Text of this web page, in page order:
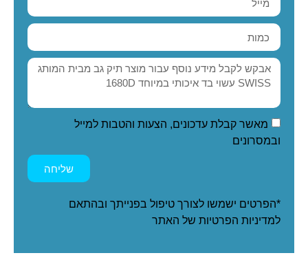
מאשר קבלת עדכונים, הצעות והטבות למייל
ובמסרונים
שליחה
*הפרטים ישמשו לצורך טיפול בפנייתך ובהתאם
למדיניות הפרטיות של האתר